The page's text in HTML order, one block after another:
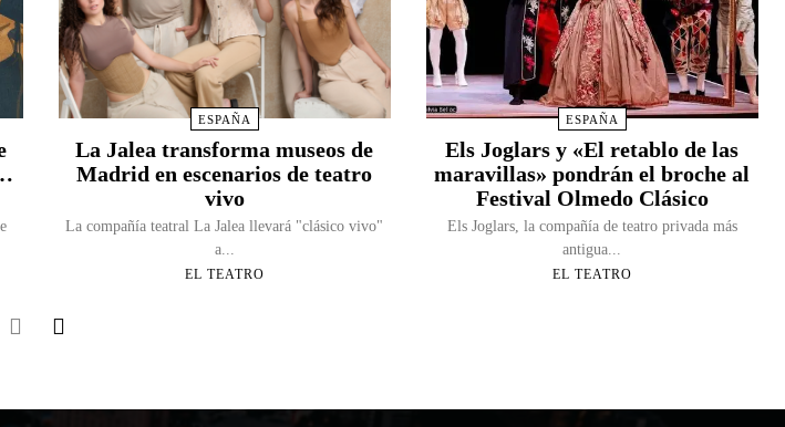
ESPAÑA
La Jalea transforma museos de
Madrid en escenarios de teatro
vivo
La compañía teatral La Jalea llevará "clásico vivo"
a...
EL TEATRO
ESPAÑA
Els Joglars y «El retablo de las
maravillas» pondrán el broche al
Festival Olmedo Clásico
Els Joglars, la compañía de teatro privada más
antigua...
EL TEATRO